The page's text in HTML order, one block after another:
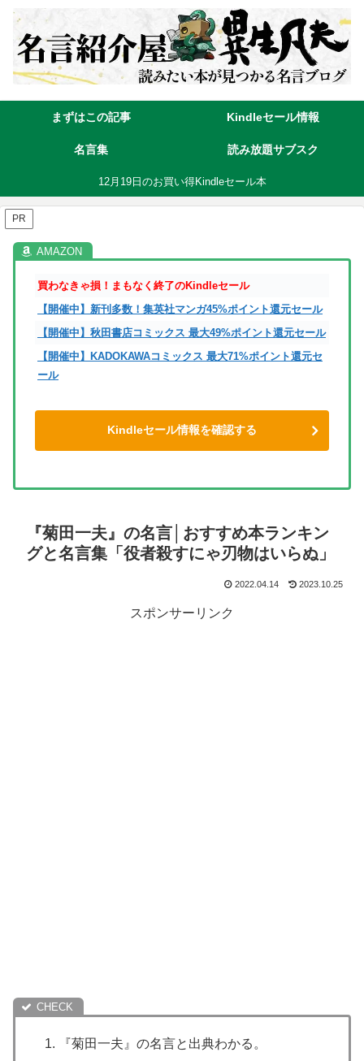
まずはこの記事 Kindleセール情報
名言集 読み放題サブスク
12月19日のお買い得Kindleセール本
PR
買わなきゃ損！まもなく終了のKindleセール
【開催中】新刊多数！集英社マンガ45%ポイント還元セール
【開催中】秋田書店コミックス 最大49%ポイント還元セール
【開催中】KADOKAWAコミックス 最大71%ポイント還元セ
ール
Kindleセール情報を確認する
『菊田一夫』の名言│おすすめ本ランキン
グと名言集「役者殺すにゃ刃物はいらぬ」
2022.04.14 2023.10.25
スポンサーリンク
『菊田一夫』の名言と出典わかる。